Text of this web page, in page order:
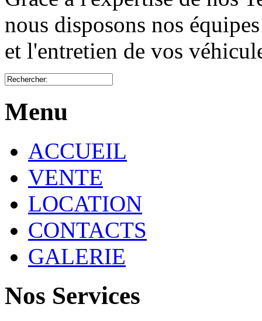
nous disposons nos
et l'entretien de vos
Menu
ACCUEIL
VENTE
LOCATION
CONTACTS
GALERIE
Nos Services